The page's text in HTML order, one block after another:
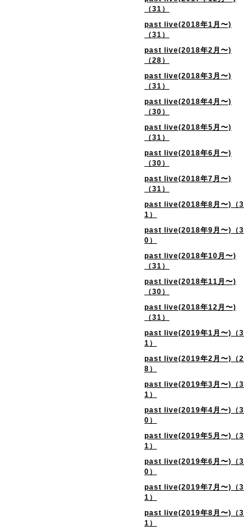
（31）
past live(2018年1月〜)
（31）
past live(2018年2月〜)
（28）
past live(2018年3月〜)
（31）
past live(2018年4月〜)
（30）
past live(2018年5月〜)
（31）
past live(2018年6月〜)
（30）
past live(2018年7月〜)
（31）
past live(2018年8月〜)（3
1）
past live(2018年9月〜)（3
0）
past live(2018年10月〜)
（31）
past live(2018年11月〜)
（30）
past live(2018年12月〜)
（31）
past live(2019年1月〜)（3
1）
past live(2019年2月〜)（2
8）
past live(2019年3月〜)（3
1）
past live(2019年4月〜)（3
0）
past live(2019年5月〜)（3
1）
past live(2019年6月〜)（3
0）
past live(2019年7月〜)（3
1）
past live(2019年8月〜)（3
1）